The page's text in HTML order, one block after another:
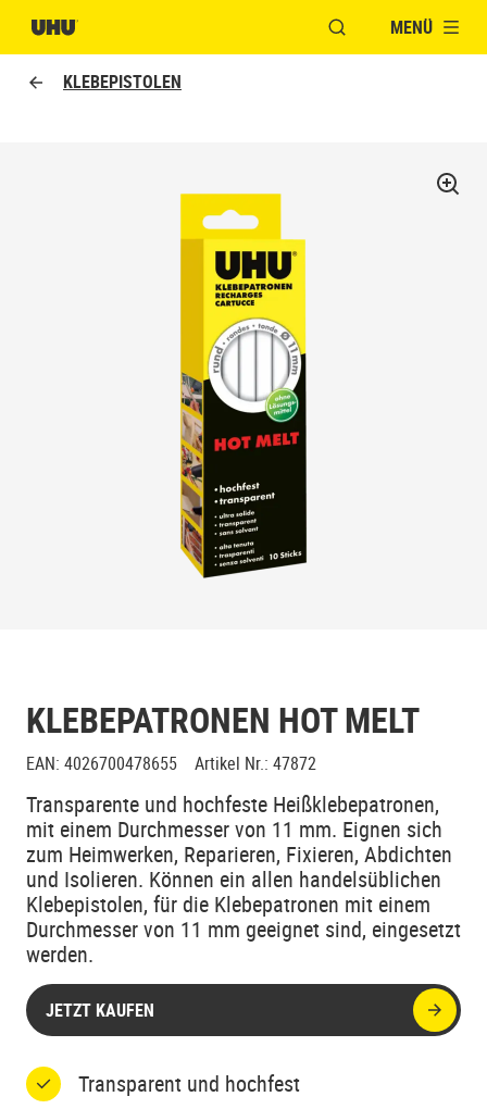
FENSTER FÜR DIE
MENÜ
KLEBEPISTOLEN
KLEBEPATRONEN HOT MELT
EAN: 4026700478655 Artikel Nr.: 47872
Transparente und hochfeste Heißklebepatronen,
mit einem Durchmesser von 11 mm. Eignen sich
zum Heimwerken, Reparieren, Fixieren, Abdichten
und Isolieren. Können ein allen handelsüblichen
Klebepistolen, für die Klebepatronen mit einem
Durchmesser von 11 mm geeignet sind, eingesetzt
werden.
JETZT KAUFEN
Transparent und hochfest